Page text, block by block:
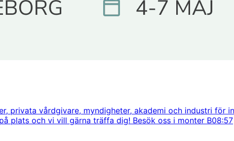
privata vårdgivare, myndigheter, akademi och industri
plats och vi vill gärna träffa dig! Besök oss i monter B08:57